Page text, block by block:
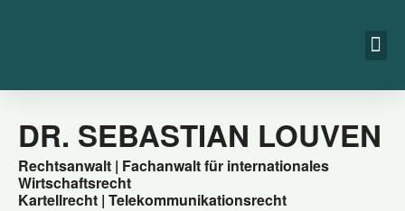
DR. SEBASTIAN LOUVEN
Rechtsanwalt | Fachanwalt für internationales
Wirtschaftsrecht
Kartellrecht | Telekommunikationsrecht